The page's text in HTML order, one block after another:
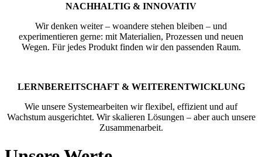
NACHHALTIG & INNOVATIV
Wir denken weiter – woandere stehen bleiben – und
experimentieren gerne: mit Materialien, Prozessen und neuen
Wegen. Für jedes Produkt finden wir den passenden Raum.
LERNBEREITSCHAFT & WEITERENTWICKLUNG
Wie unsere Systemearbeiten wir flexibel, effizient und auf
Wachstum ausgerichtet. Wir skalieren Lösungen – aber auch unsere
Zusammenarbeit.